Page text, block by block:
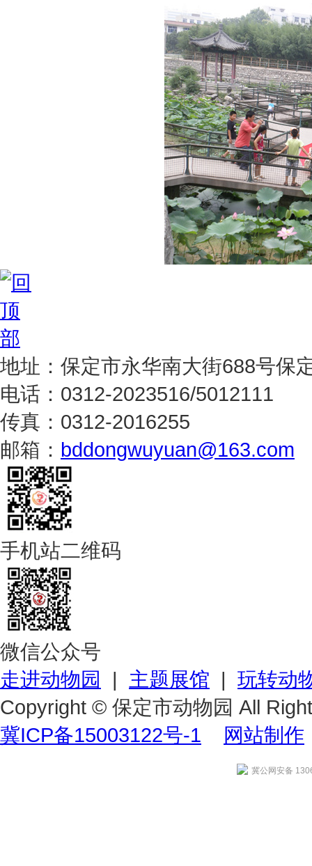
地址：保定市永华南大街688号保
电话：0312-2023516/5012111
传真：0312-2016255
邮箱： bddongwuyuan@163.com
手机站二维码
微信公众号
走进动物园 | 主题展馆 | 玩转动
Copyright © 保定市动物园 All
冀ICP备15003122号-1
网站制作
冀公网安备